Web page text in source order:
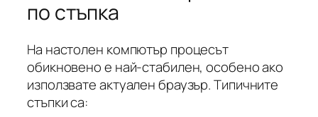
по стъпка
На настолен компютър процесът
обикновено е най-стабилен, особено ако
използвате актуален браузър. Типичните
стъпки са: